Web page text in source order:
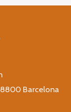
Barcelona